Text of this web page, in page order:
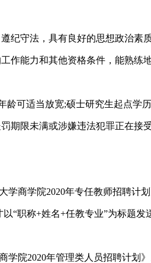
守法，具有良好的思想政治素
能力和其他资格条件，能熟练
可适当放宽;硕士研究生起点学
限未满或涉嫌违法犯罪正在接
商学院2020年专任教师招聘计划
称+姓名+任教专业”为标题发送
院2020年管理类人员招聘计划》